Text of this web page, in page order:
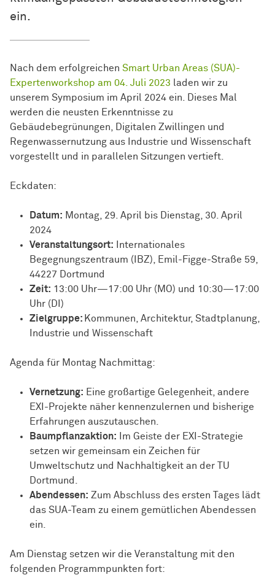
ein.
Nach dem erfolgreichen Smart Urban Areas (SUA)-
Expertenworkshop am 04. Juli 2023 laden wir zu
unserem Symposium im April 2024 ein. Dieses Mal
werden die neusten Erkenntnisse zu
Gebäudebegrünungen, Digitalen Zwillingen und
Regenwassernutzung aus Industrie und Wissenschaft
vorgestellt und in parallelen Sitzungen vertieft.
Eckdaten:
Datum: Montag, 29. April bis Dienstag, 30. April
2024
Veranstaltungsort: Internationales
Begegnungszentraum (IBZ), Emil-Figge-Straße 59,
44227 Dortmund
Zeit: 13:00 Uhr—17:00 Uhr (MO) und 10:30—17:00
Uhr (DI)
Zielgruppe: Kommunen, Architektur, Stadtplanung,
Industrie und Wissenschaft
Agenda für Montag Nachmittag:
Vernetzung: Eine großartige Gelegenheit, andere
EXI-Projekte näher kennenzulernen und bisherige
Erfahrungen auszutauschen.
Baumpflanzaktion: Im Geiste der EXI-Strategie
setzen wir gemeinsam ein Zeichen für
Umweltschutz und Nachhaltigkeit an der TU
Dortmund.
Abendessen: Zum Abschluss des ersten Tages lädt
das SUA-Team zu einem gemütlichen Abendessen
ein.
Am Dienstag setzen wir die Veranstaltung mit den
folgenden Programmpunkten fort: